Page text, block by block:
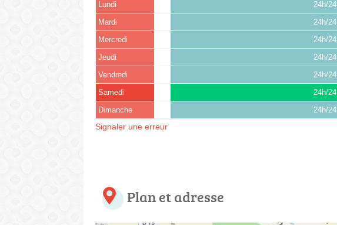
Lundi 24h/24
Mardi 24h/24
Mercredi 24h/24
Jeudi 24h/24
Vendredi 24h/24
Samedi 24h/24
Dimanche 24h/24
Signaler une erreur
Plan et adresse